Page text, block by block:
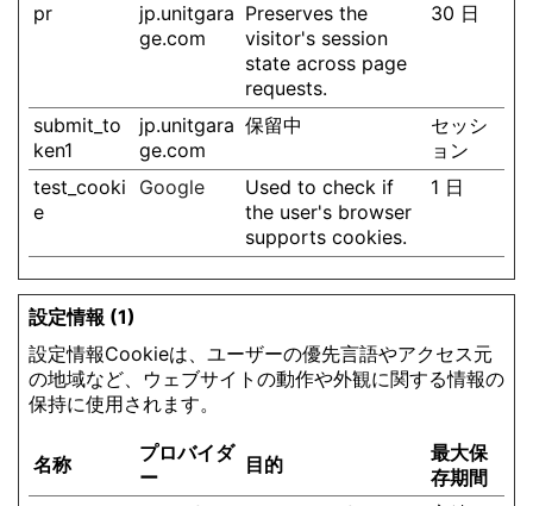
pr
jp.unitgara
ge.com
Preserves the
visitor's session
state across page
requests.
30 日
submit_to
ken1
jp.unitgara
ge.com
保留中
セッシ
ョン
test_cooki
e
Google
Used to check if
the user's browser
supports cookies.
1 日
設定情報 (1)
設定情報Cookieは、ユーザーの優先言語やアクセス元
の地域など、ウェブサイトの動作や外観に関する情報の
保持に使用されます。
名称
プロバイダ
ー
目的
最大保
存期間